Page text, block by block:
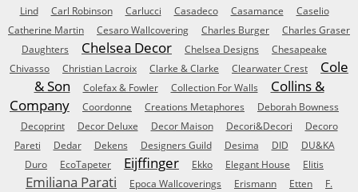
Lind
Carl Robinson Carlucci Casadeco Casamance
Caselio
Catherine Martin
Cesaro Wallcovering Charles Burger
Charles Graser
Daughters
Chelsea Decor Chelsea Designs
Chesapeake
Chivasso
Christian Lacroix Clarke & Clarke Clearwater Crest
Cole
& Son
Colefax & Fowler Collection For Walls
Collins &
Company
Coordonne Creations Metaphores
Deborah Bowness
Decoprint
Decor Deluxe Decor Maison Decori&Decori
Decoro
Pareti
Dedar Dekens Designers Guild Desima DID
DU&KA
Duro
EcoTapeter Eijffinger Ekko Elegant House Elitis
Emiliana Parati Epoca Wallcoverings Erismann Etten
F.